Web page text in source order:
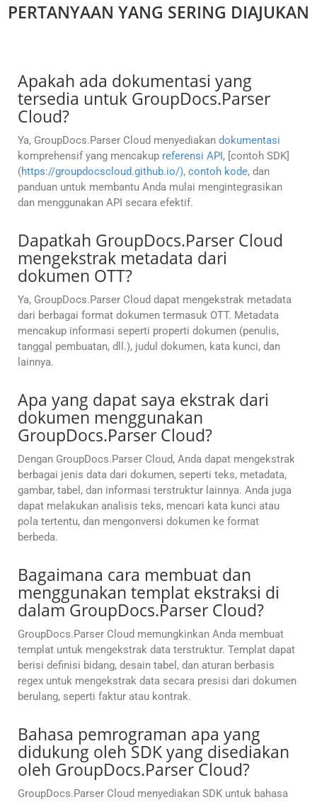
PERTANYAAN YANG SERING DIAJUKAN
Apakah ada dokumentasi yang
tersedia untuk GroupDocs.Parser
Cloud?
Ya, GroupDocs.Parser Cloud menyediakan dokumentasi
komprehensif yang mencakup referensi API, [contoh SDK]
(https://groupdocscloud.github.io/), contoh kode, dan
panduan untuk membantu Anda mulai mengintegrasikan
dan menggunakan API secara efektif.
Dapatkah GroupDocs.Parser Cloud
mengekstrak metadata dari
dokumen OTT?
Ya, GroupDocs.Parser Cloud dapat mengekstrak metadata
dari berbagai format dokumen termasuk OTT. Metadata
mencakup informasi seperti properti dokumen (penulis,
tanggal pembuatan, dll.), judul dokumen, kata kunci, dan
lainnya.
Apa yang dapat saya ekstrak dari
dokumen menggunakan
GroupDocs.Parser Cloud?
Dengan GroupDocs.Parser Cloud, Anda dapat mengekstrak
berbagai jenis data dari dokumen, seperti teks, metadata,
gambar, tabel, dan informasi terstruktur lainnya. Anda juga
dapat melakukan analisis teks, mencari kata kunci atau
pola tertentu, dan mengonversi dokumen ke format
berbeda.
Bagaimana cara membuat dan
menggunakan templat ekstraksi di
dalam GroupDocs.Parser Cloud?
GroupDocs.Parser Cloud memungkinkan Anda membuat
templat untuk mengekstrak data terstruktur. Templat dapat
berisi definisi bidang, desain tabel, dan aturan berbasis
regex untuk mengekstrak data secara presisi dari dokumen
berulang, seperti faktur atau kontrak.
Bahasa pemrograman apa yang
didukung oleh SDK yang disediakan
oleh GroupDocs.Parser Cloud?
GroupDocs.Parser Cloud menyediakan SDK untuk bahasa